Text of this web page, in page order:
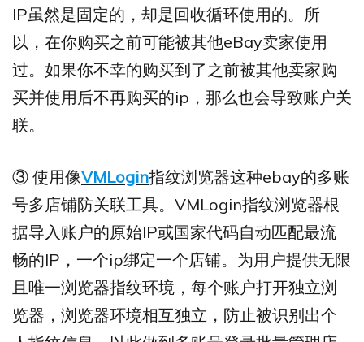
IP虽然是固定的，却是回收循环使用的。所
以，在你购买之前可能被其他eBay卖家使用
过。如果你不幸的购买到了之前被其他卖家购
买并使用后不再购买的ip，那么也会导致账户关
联。
③ 使用像VMLogin指纹浏览器这种ebay的多账
号多店铺防关联工具。VMLogin指纹浏览器根
据导入账户的原始IP或国家代码自动匹配最流
畅的IP，一个ip绑定一个店铺。为用户提供无限
且唯一浏览器指纹环境，每个账户打开独立浏
览器，浏览器环境相互独立，防止被识别出个